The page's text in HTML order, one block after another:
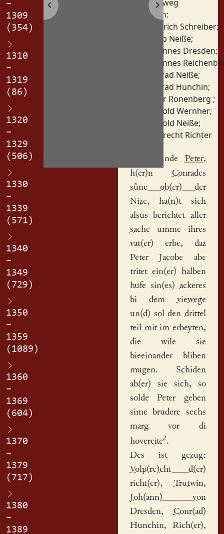
–
1309
(354)
1310
–
1319
(86)
1320
–
1329
(506)
1330
–
1339
(571)
1340
–
1349
(729)
1350
–
1359
(1089)
1360
–
1369
(604)
1370
–
1379
(717)
1380
–
1389
Viehweg
Personen:
Heinrich Schreiber;
Jakob Neiße;
Johannes Dresden;
Johannes
Konrad Neiße;
Konrad Hunchin;
Peter Ronenberg ;
Petzold Wernher;
Petzold Neiße;
Volprecht Richter
unde Peter,
h(er)n Conrades
sůne ob(er) der
Nize, ha(n)t sich
alsus berichtet aller
sache umme ihres
vat(er) erbe, daz
Peter Jacobe abe
tritet ein(er) halben
hufe sin(es) ackeres
bi dem viewege
un(d) sol den drittel
teil mit im erbeyten,
die wile sie
bieeinander bliben
mugen. Schiden
ab(er) sie sich, so
solde Peter geben
sime brudere sechs
marg vor di
hovereite2.
Des ist gezug:
Volp(re)cht d(er)
richt(er),Trutwin,
Joh(ann) von
Dresden,Conr(ad)
Hunchin, Rich(er),